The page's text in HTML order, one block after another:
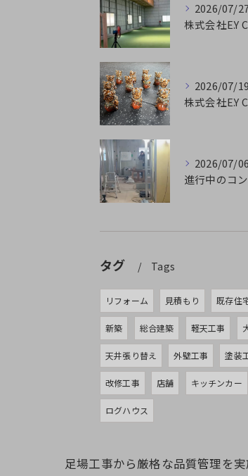
2026/07/
2026/07/19
2026/07/06
タグ Tags
リフォーム 見積もり 既存住
新築 総合建築 軽天工事
天井張り替え 外壁工事 塗装
改修工事 店舗 キッチンカー
ログハウス
足場工事から厳格な品質管理を